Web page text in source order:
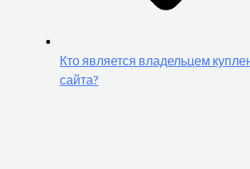
Кто является владельцем
сайта?